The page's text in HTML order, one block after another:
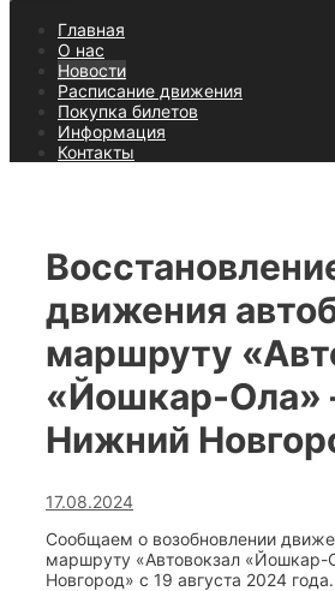
Главная
О нас
Новости
Расписание движения
Покупка билетов
Информация
Контакты
движения
маршруту
«Йошкар-Ола»
Нижний
17.08.2024
Сообщаем о возобновлении
маршруту «Автовокзал
Новгород» с 19 августа 2024 года.